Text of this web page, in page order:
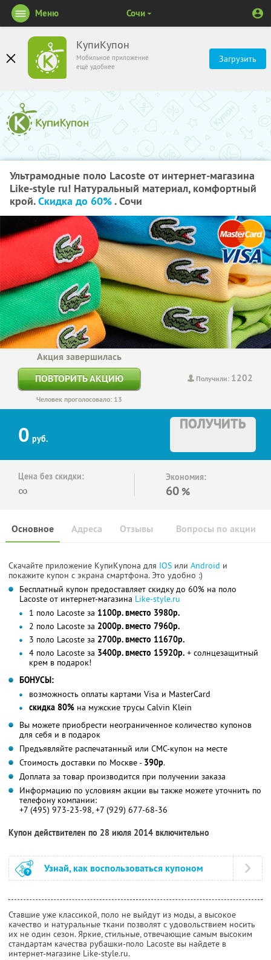
КупиКупон
Мобильное приложение
ещё удобнее
Загрузить
Меню Сочи
Ультрамодные поло Lacoste от интернет-магазина
Like-style ru! Натуральный материал, комфортный
крой.Скидка до 60%. Сочи
Получили: 1202
Акция завершилась
ПОВТОРИТЬ АКЦИЮ
Человек проголосовало: 13
0 руб.
ПОЛУЧИТЬ
Цена без скидки:
∞
Экономия:
60 %
Основное Отзывы Вопросы по акции
Адреса
Скачайте приложение КупиКупона для IOS или Android и
покажите купон с экрана смартфона. Это удобно :)
Бесплатный купон предоставляет скидку до 60% на поло
Lacoste от интернет-магазина Like-style.ru
1 поло Lacoste за 1100р. вместо 3980р.
2 поло Lacoste за 2000р. вместо 7960р.
3 поло Lacoste за 2700р. вместо 11670р.
4 поло Lacoste за 3400р. вместо 15920р. + солнцезащитный
крем в подарок!
БОНУСЫ:
возможность оплаты картами Visa и MasterCard
скидка 80% на мужские трусы Calvin Klein
Вы можете приобрести неограниченное количество купонов
для себя и в подарок
Предъявляйте распечатанный или СМС-купон на месте
Стоимость доставки по Москве - 390р.
Доплата за товар производится при получении заказа
Информацию по условиям акции вы также можете уточнить по
телефону компании:
+7 (495) 973-23-98, +7 (929) 677-68-36
Купон действителен по 28 июля 2014 включительно
Узнай, как воспользоваться купоном
Ставшие уже классикой, поло не выйдут из моды, а высокое
качество и натуральные ткани позволят с удовольствием носить
их не один сезон. Яркие, стильные, отвечающие самым высоким
стандартам качества рубашки-поло Lacoste вы найдете в
интернет-магазине Like-style.ru.